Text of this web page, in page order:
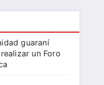
guaraní
un Foro